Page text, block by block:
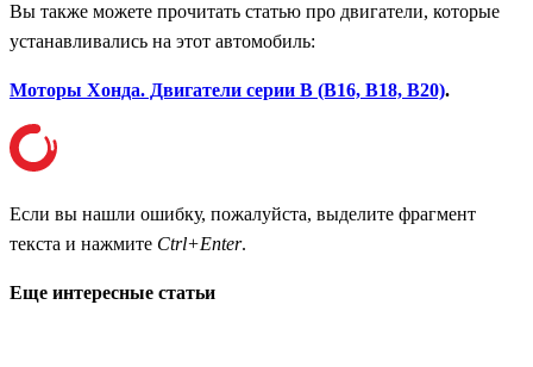
Вы также можете прочитать статью про двигатели, которые
устанавливались на этот автомобиль:
Моторы Хонда. Двигатели серии B (B16, B18, B20).
Если вы нашли ошибку, пожалуйста, выделите фрагмент
текста и нажмите Ctrl+Enter.
Еще интересные статьи